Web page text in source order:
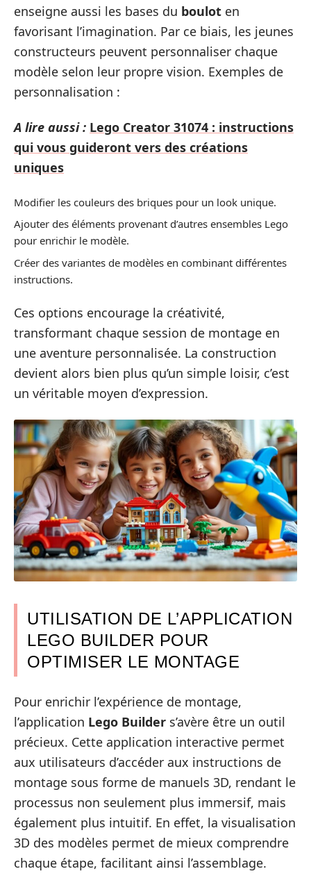
enseigne aussi les bases du boulot en
favorisant l’imagination. Par ce biais, les jeunes
constructeurs peuvent personnaliser chaque
modèle selon leur propre vision. Exemples de
personnalisation :
A lire aussi : Lego Creator 31074 : instructions
qui vous guideront vers des créations
uniques
Modifier les couleurs des briques pour un look unique.
Ajouter des éléments provenant d’autres ensembles Lego
pour enrichir le modèle.
Créer des variantes de modèles en combinant différentes
instructions.
Ces options encourage la créativité,
transformant chaque session de montage en
une aventure personnalisée. La construction
devient alors bien plus qu’un simple loisir, c’est
un véritable moyen d’expression.
UTILISATION DE L’APPLICATION
LEGO BUILDER POUR
OPTIMISER LE MONTAGE
Pour enrichir l’expérience de montage,
l’application Lego Builder s’avère être un outil
précieux. Cette application interactive permet
aux utilisateurs d’accéder aux instructions de
montage sous forme de manuels 3D, rendant le
processus non seulement plus immersif, mais
également plus intuitif. En effet, la visualisation
3D des modèles permet de mieux comprendre
chaque étape, facilitant ainsi l’assemblage.